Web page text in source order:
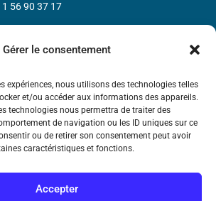
Gérer le consentement
expériences, nous utilisons des technologies telles
et/ou accéder aux informations des appareils.
technologies nous permettra de traiter des
de navigation ou les ID uniques sur ce
ou de retirer son consentement peut avoir
caractéristiques et fonctions.
Accepter
des découvertes d’André-
1 56 90 37 17
393 232, Code APE : 9412Z TVA intra-
785 393 232